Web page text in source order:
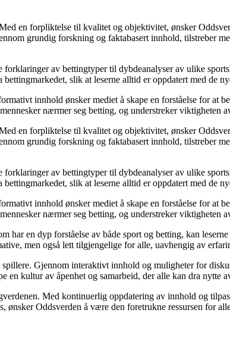
en forpliktelse til kvalitet og objektivitet, ønsker
grundig forskning og faktabasert innhold, tilstreber
av bettingtyper til dybdeanalyser av ulike
slik at leserne alltid er oppdatert med de
innhold ønsker mediet å skape en forståelse for at
nærmer seg betting, og understreker viktigheten
en forpliktelse til kvalitet og objektivitet, ønsker
grundig forskning og faktabasert innhold, tilstreber
av bettingtyper til dybdeanalyser av ulike
slik at leserne alltid er oppdatert med de
innhold ønsker mediet å skape en forståelse for at
nærmer seg betting, og understreker viktigheten
en dyp forståelse av både sport og betting, kan
men også lett tilgjengelige for alle, uavhengig av
Gjennom interaktivt innhold og muligheter for
kultur av åpenhet og samarbeid, der alle kan dra nytte
Med kontinuerlig oppdatering av innhold og
Oddsverden å være den foretrukne ressursen for